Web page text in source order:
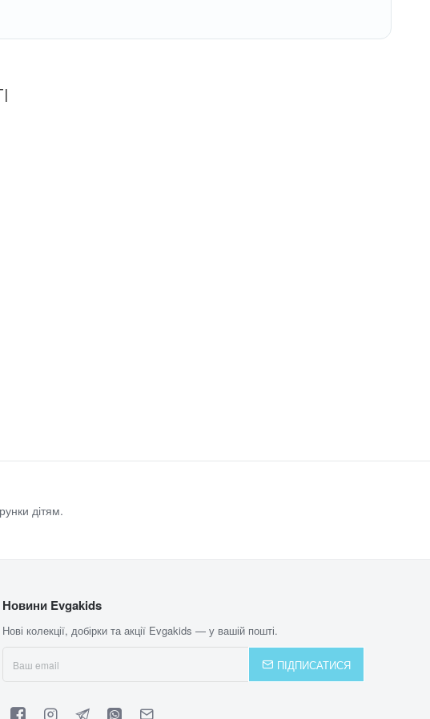
дітям.
Новини Evgakids
Нові колекції, добірки та акції Evgakids — у вашій пошті.
ПІДПИСАТИСЯ